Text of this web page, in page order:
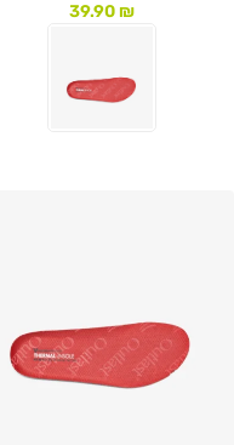
39.90₪